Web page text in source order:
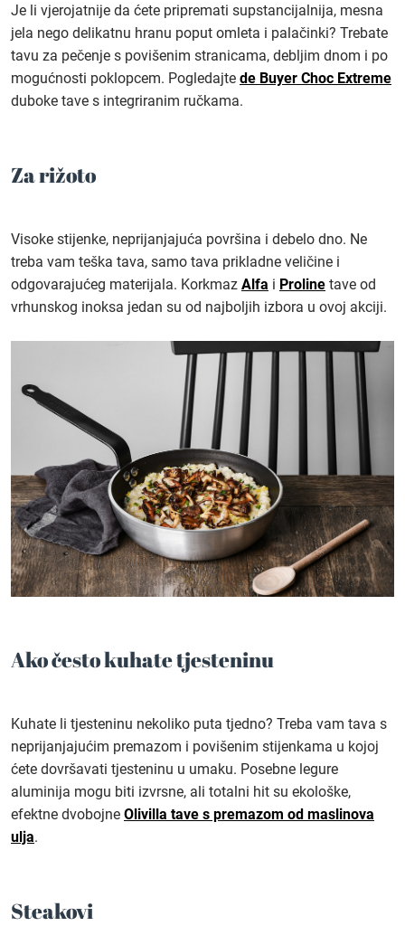
Je li vjerojatnije da ćete pripremati supstancijalnija, mesna
jela nego delikatnu hranu poput omleta i palačinki? Trebate
tavu za pečenje s povišenim stranicama, debljim dnom i po
mogućnosti poklopcem. Pogledajte de Buyer Choc Extreme
duboke tave s integriranim ručkama.
Za rižoto
Visoke stijenke, neprijanjajuća površina i debelo dno. Ne
treba vam teška tava, samo tava prikladne veličine i
odgovarajućeg materijala. Korkmaz Alfa i Proline tave od
vrhunskog inoksa jedan su od najboljih izbora u ovoj akciji.
Ako često kuhate tjesteninu
Kuhate li tjesteninu nekoliko puta tjedno? Treba vam tava s
neprijanjajućim premazom i povišenim stijenkama u kojoj
ćete dovršavati tjesteninu u umaku. Posebne legure
aluminija mogu biti izvrsne, ali totalni hit su ekološke,
efektne dvobojne Olivilla tave s premazom od maslinova
ulja.
Steakovi